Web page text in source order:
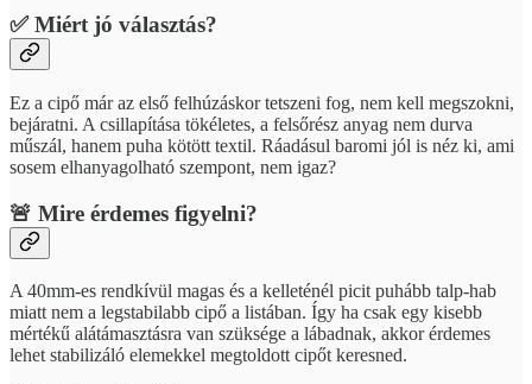
✅ Miért jó választás?
Ez a cipő már az első felhúzáskor tetszeni fog, nem kell megszokni,
bejáratni. A csillapítása tökéletes, a felsőrész anyag nem durva
műszál, hanem puha kötött textil. Ráadásul baromi jól is néz ki, ami
sosem elhanyagolható szempont, nem igaz?
🚨 Mire érdemes figyelni?
A 40mm-es rendkívül magas és a kelleténél picit puhább talp-hab
miatt nem a legstabilabb cipő a listában. Így ha csak egy kisebb
mértékű alátámasztásra van szüksége a lábadnak, akkor érdemes
lehet stabilizáló elemekkel megtoldott cipőt keresned.